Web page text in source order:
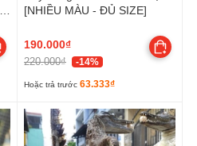
[NHIỀU MÀU - ĐỦ SIZE]
190.000₫
220.000₫ -14%
Hoặc trả trước 63.333₫